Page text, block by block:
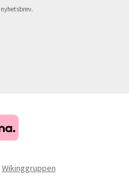
nyhetsbrev.
Wikinggruppen